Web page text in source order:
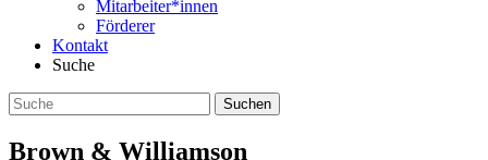
Mitarbeiter*innen
Förderer
Kontakt
Suche
Brown & Williamson